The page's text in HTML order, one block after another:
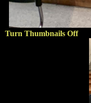
Turn Thumbnails Off